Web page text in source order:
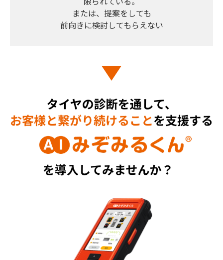
または、提案をしても
前向きに検討してもらえない